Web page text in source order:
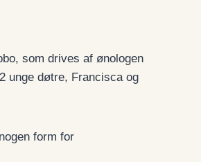
som drives af ønologen
unge døtre, Francisca og
form for